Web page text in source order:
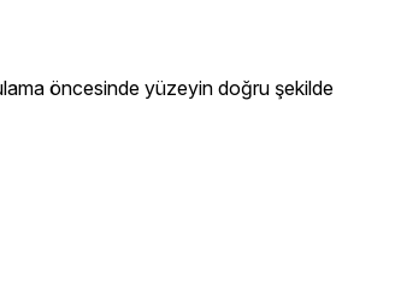
öncesinde yüzeyin doğru şekilde